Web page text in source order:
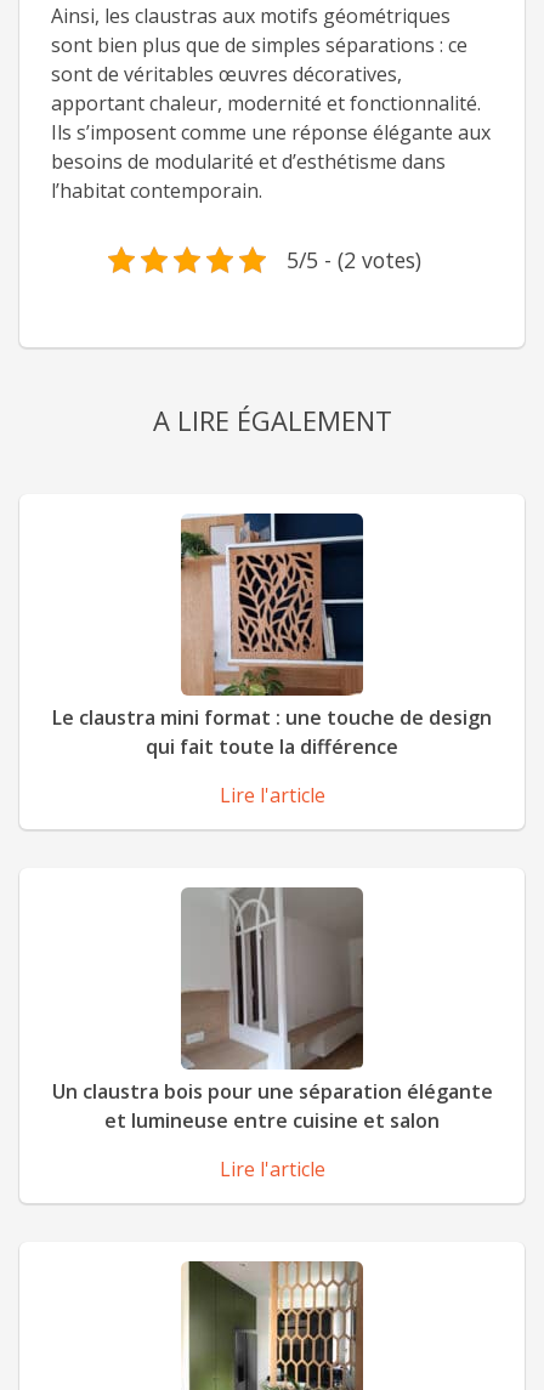
Ainsi, les claustras aux motifs géométriques
sont bien plus que de simples séparations : ce
sont de véritables œuvres décoratives,
apportant chaleur, modernité et fonctionnalité.
Ils s’imposent comme une réponse élégante aux
besoins de modularité et d’esthétisme dans
l’habitat contemporain.
5/5 - (2 votes)
A LIRE ÉGALEMENT
Le claustra mini format : une touche de design
qui fait toute la différence
Lire l'article
Un claustra bois pour une séparation élégante
et lumineuse entre cuisine et salon
Lire l'article